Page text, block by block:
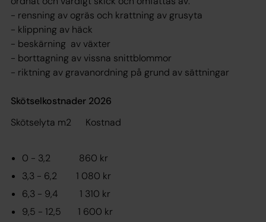
- rensning av ogräs och krattning av grusyta
- klippning av häck
- beskärning av växter
- borttagning av vissna snittblommor
- riktning av gravanordning på grund av sättningar
Skötselkostnader 2026
Skötselyta m2 Kostnad
0 - 3,2 860 kr
3,3 - 6,2 1 080 kr
6,3 - 9,4 1 310 kr
9,5 - 12,5 1 600 kr